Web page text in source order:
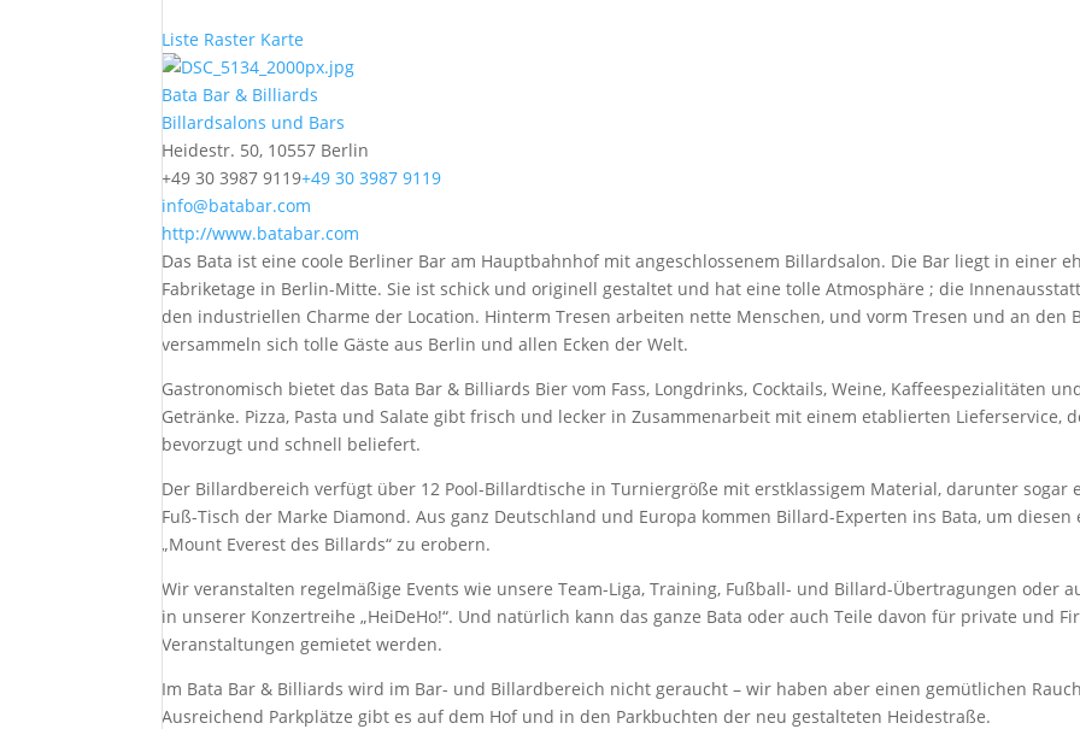
Liste Raster Karte
Bata Bar & Billiards
Billardsalons und Bars
Heidestr. 50, 10557 Berlin
+49 30 3987 9119+49 30 3987 9119
info@batabar.com
http://www.batabar.com
Das Bata ist eine coole Berliner Bar am Hauptbahnhof mit angeschlossenem Billardsalon. Die Bar liegt in einer
Fabriketage in Berlin-Mitte. Sie ist schick und originell gestaltet und hat eine tolle Atmosphäre ; die
den industriellen Charme der Location. Hinterm Tresen arbeiten nette Menschen, und vorm Tresen und an den
versammeln sich tolle Gäste aus Berlin und allen Ecken der Welt.
Gastronomisch bietet das Bata Bar & Billiards Bier vom Fass, Longdrinks, Cocktails, Weine, Kaffeespezialitäten
Getränke. Pizza, Pasta und Salate gibt frisch und lecker in Zusammenarbeit mit einem etablierten Lieferservice,
bevorzugt und schnell beliefert.
Der Billardbereich verfügt über 12 Pool-Billardtische in Turniergröße mit erstklassigem Material, darunter sogar
Fuß-Tisch der Marke Diamond. Aus ganz Deutschland und Europa kommen Billard-Experten ins Bata, um diesen
„Mount Everest des Billards“ zu erobern.
Wir veranstalten regelmäßige Events wie unsere Team-Liga, Training, Fußball- und Billard-Übertragungen oder
in unserer Konzertreihe „HeiDeHo!“. Und natürlich kann das ganze Bata oder auch Teile davon für private und
Veranstaltungen gemietet werden.
Im Bata Bar & Billiards wird im Bar- und Billardbereich nicht geraucht – wir haben aber einen gemütlichen
Ausreichend Parkplätze gibt es auf dem Hof und in den Parkbuchten der neu gestalteten Heidestraße.